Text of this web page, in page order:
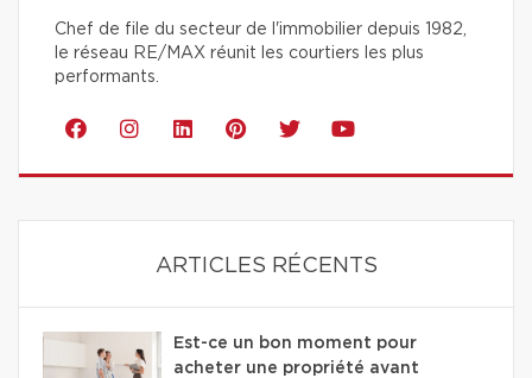
Chef de file du secteur de l'immobilier depuis 1982,
le réseau RE/MAX réunit les courtiers les plus
performants.
ARTICLES RÉCENTS
Est-ce un bon moment pour
acheter une propriété avant